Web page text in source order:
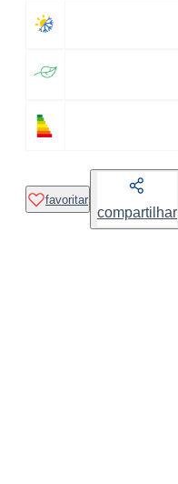
favoritar
compartilhar